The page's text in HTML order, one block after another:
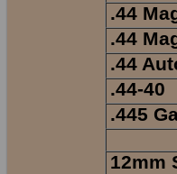
.44
.44
.44
.44-40
.445
12mm